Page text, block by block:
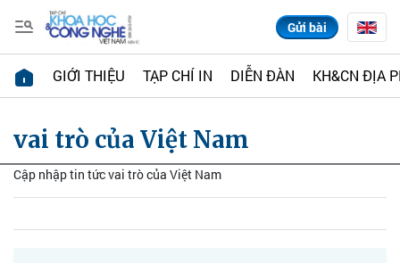
Gửi bài
GIỚI THIỆU TẠP CHÍ IN DIỄN ĐÀN KH&CN ĐỊA
vai trò của Việt Nam
Cập nhập tin tức vai trò của Việt Nam